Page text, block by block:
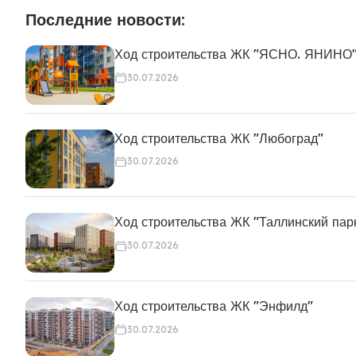
Последние новости:
Ход строительства ЖК "ЯСНО.
30.07.2026
Ход строительства ЖК "Любоград"
30.07.2026
Ход строительства ЖК "Таллинский
30.07.2026
Ход строительства ЖК "Энфилд"
30.07.2026